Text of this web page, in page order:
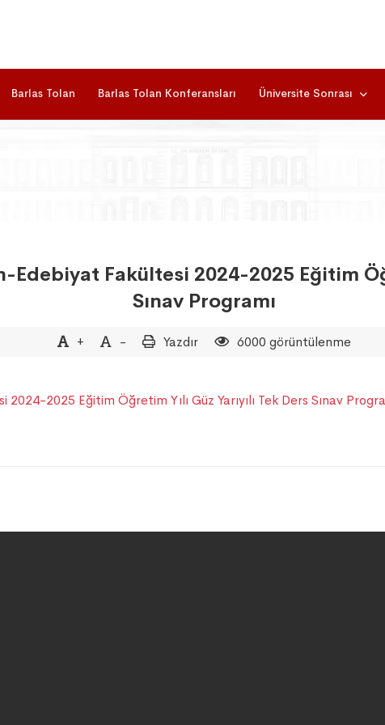
Barlas Tolan Barlas Tolan Konferansları Üniversite Sonrası
Fakültesi 2024-2025 Eğitim
Sınav Programı
+ - Yazdır 6000 görüntülenme
2025 Eğitim Öğretim Yılı Güz Yarıyılı Tek Ders Sınav